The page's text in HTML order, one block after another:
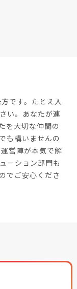
です。たとえ入
い。あなたが連
を大切な仲間の
も構いませんの
営陣が本気で解
ーション部門も
でご安心くださ